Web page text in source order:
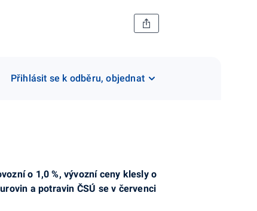
Přihlásit se k odběru, objednat
o 1,0 %, vývozní ceny klesly o
a potravin ČSÚ se v červenci